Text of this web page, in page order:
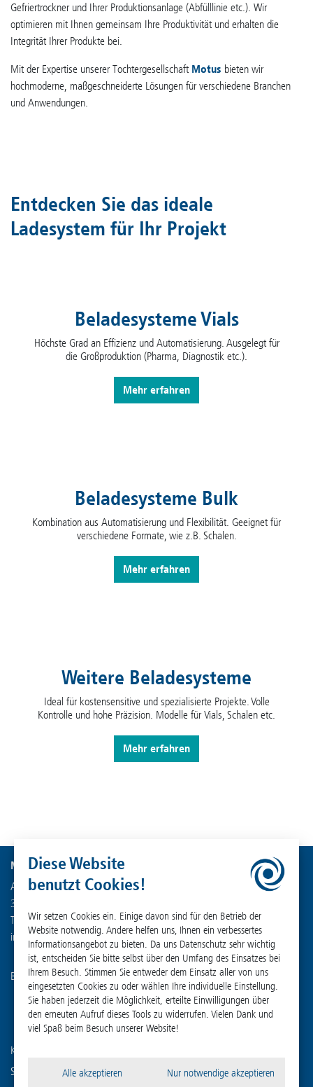
Gefriertrockner und Ihrer Produktionsanlage (Abfülllinie etc.). Wir
optimieren mit Ihnen gemeinsam Ihre Produktivität und erhalten die
Integrität Ihrer Produkte bei.
Mit der Expertise unserer Tochtergesellschaft Motus bieten wir
hochmoderne, maßgeschneiderte Lösungen für verschiedene Branchen
und Anwendungen.
Entdecken Sie das ideale
Ladesystem für Ihr Projekt
Beladesysteme Vials
Höchste Grad an Effizienz und Automatisierung. Ausgelegt für
die Großproduktion (Pharma, Diagnostik etc.).
Mehr erfahren
Beladesysteme Bulk
Kombination aus Automatisierung und Flexibilität. Geeignet für
verschiedene Formate, wie z.B. Schalen.
Mehr erfahren
Weitere Beladesysteme
Ideal für kostensensitive und spezialisierte Projekte. Volle
Kontrolle und hohe Präzision. Modelle für Vials, Schalen etc.
Mehr erfahren
Martin Christ Gefriertrocknungsanlagen GmbH
An der Unteren Söse 50
37520 Osterode am Harz
Tel. +49 (0) 55 22 50 07-0
info
@martinchrist.de
Besuchen Sie unsere weiteren Kanäle:
Kennen Sie schon unser Schwesterunternehmen?
Sigma Laborzentrifugen GmbH
Diese Website
benutzt Cookies!
Wir setzen Cookies ein. Einige davon sind für den Betrieb der
Website notwendig. Andere helfen uns, Ihnen ein verbessertes
Informationsangebot zu bieten. Da uns Datenschutz sehr wichtig
ist, entscheiden Sie bitte selbst über den Umfang des Einsatzes bei
Ihrem Besuch. Stimmen Sie entweder dem Einsatz aller von uns
eingesetzten Cookies zu oder wählen Ihre individuelle Einstellung.
Sie haben jederzeit die Möglichkeit, erteilte Einwilligungen über
den erneuten Aufruf dieses Tools zu widerrufen. Vielen Dank und
viel Spaß beim Besuch unserer Website!
Alle akzeptieren Nur notwendige akzeptieren